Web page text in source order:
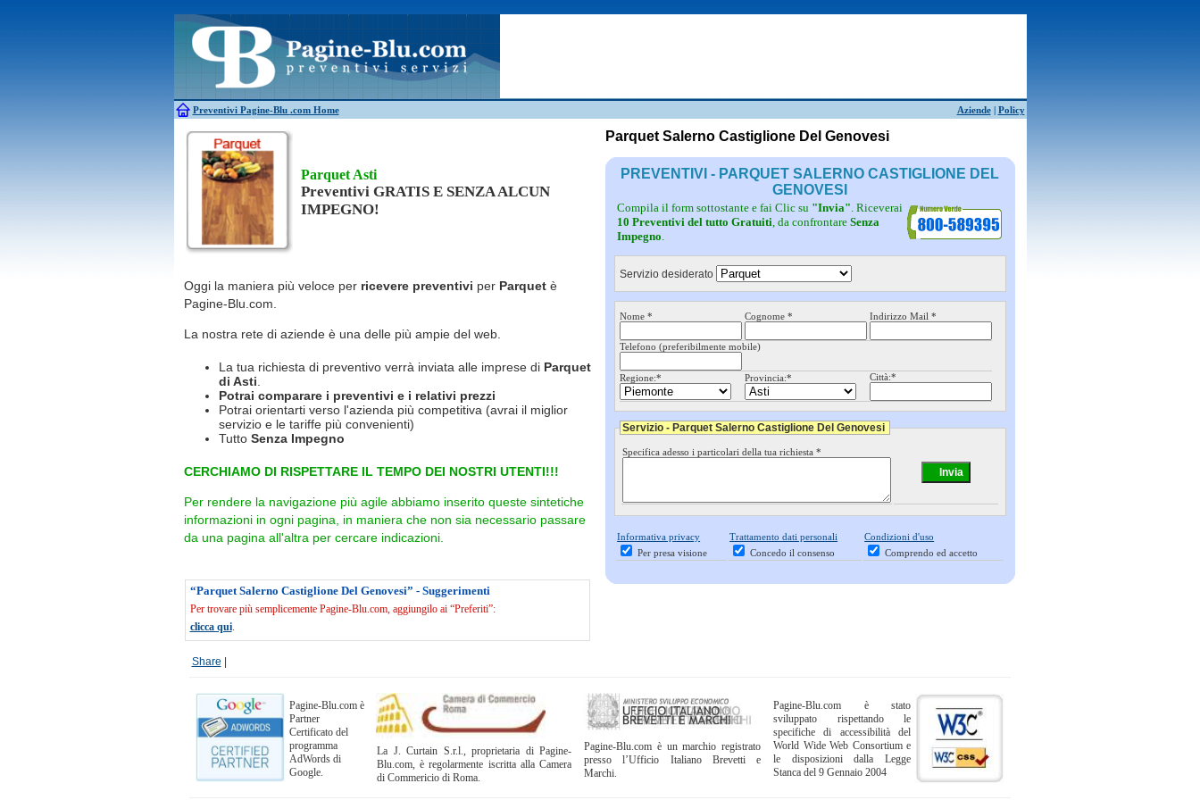
Preventivi Pagine-Blu .com Home Aziende| Policy
Antifurti
Allarme
Bagni chimici
Edilizia Giardinieri
Caldaie
Falegnami Idraulici
Canne fumarie
Parquet
Parquet Asti
Preventivi GRATIS E SENZA ALCUN
IMPEGNO!
Oggi la maniera più veloce per ricevere preventivi per Parquetè
Pagine-Blu.com.
La nostra rete di aziende è una delle più ampie del web.
La tua richiesta di preventivo verrà inviata alle imprese di Parquet
di Asti
Potrai comparare i preventivi e i relativi prezzi
Potrai orientarti verso l'azienda più competitiva (avrai il miglior
servizio e le tariffe più convenienti)
Tutto Senza Impegno
CERCHIAMO DI RISPETTARE IL TEMPO DEI NOSTRI UTENTI!!!
Per rendere la navigazione più agile abbiamo inserito queste sintetiche
informazioni in ogni pagina, in maniera che non sia necessario passare
da una pagina all'altra per cercare indicazioni.
“Parquet Salerno Castiglione Del Genovesi” - Suggerimenti
Per trovare più semplicemente Pagine-Blu.com, aggiungilo ai “Preferiti”:
clicca qui.
Share
Parquet Salerno Castiglione Del Genovesi
PREVENTIVI - PARQUET SALERNO CASTIGLIONE DEL
GENOVESI
Compila il form sottostante e fai Clic su "Invia". Riceverai
10 Preventivi del tutto Gratuiti, da confrontareSenza
Impegno.
Servizio desiderato
Nome * Cognome * Indirizzo Mail *
Telefono (preferibilmente mobile)
Regione:* Provincia:* Città:*
Servizio - Parquet Salerno Castiglione Del Genovesi
Specifica adesso i particolari della tua richiesta *
Informativa privacy
Per presa visione
Trattamento dati personali
Concedo il consenso
Condizioni d'uso
Comprendo ed accetto
Pagine-Blu.com è
Partner
Certificato del
programma
AdWords di
Google.
La J. Curtain S.r.l., proprietaria di Pagine-
Blu.com, è regolarmente iscritta alla Camera
di Commericio di Roma.
Pagine-Blu.com è un marchio registrato
presso l’Ufficio Italiano Brevetti e
Marchi.
Pagine-Blu.com è stato
sviluppato rispettando le
specifiche di accessibilità del
World Wide Web Consortium e
le disposizioni dalla Legge
Stanca del 9 Gennaio 2004